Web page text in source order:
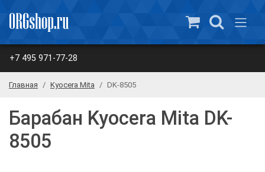
+7 495 971-77-28
Главная Kyocera Mita DK-8505
Барабан Kyocera Mita DK-
8505